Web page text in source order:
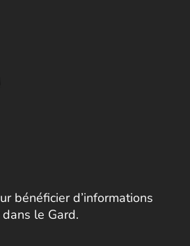
bénéficier d’informations
le Gard.